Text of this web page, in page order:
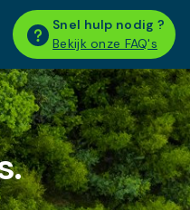
Snel hulp nodig ?
Bekijk onze FAQ's